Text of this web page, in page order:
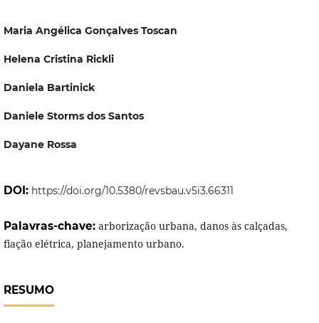
Maria Angélica Gonçalves Toscan
Helena Cristina Rickli
Daniela Bartinick
Daniele Storms dos Santos
Dayane Rossa
DOI: https://doi.org/10.5380/revsbau.v5i3.66311
Palavras-chave: arborização urbana, danos às calçadas,
fiação elétrica, planejamento urbano.
RESUMO